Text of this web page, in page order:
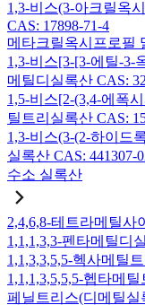
1,3-비스(3-아크릴옥
CAS: 17898-71-4
메타크릴옥시프로필
1,3-비스[3-[3-에틸-3-
메틸디실록산 CAS:
1,5-비스[2-(3,4-에폭
틸트리실록산 CAS:
1,3-비스(3-(2-하이드
실록산 CAS: 441307-
수소 실록산
2,4,6,8-테트라메틸사
1,1,1,3,3-펜타메틸디
1,1,3,3,5,5-헥사메틸
1,1,1,3,5,5,5-헵타메
페닐트리스(디메틸실